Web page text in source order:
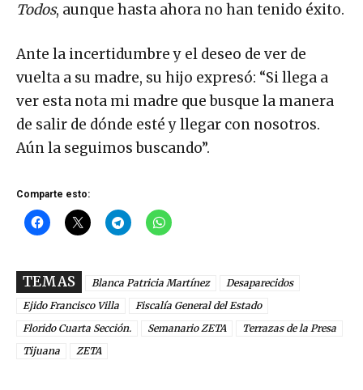
Todos, aunque hasta ahora no han tenido éxito.
Ante la incertidumbre y el deseo de ver de
vuelta a su madre, su hijo expresó: “Si llega a
ver esta nota mi madre que busque la manera
de salir de dónde esté y llegar con nosotros.
Aún la seguimos buscando”.
Comparte esto:
TEMAS Blanca Patricia Martínez
Desaparecidos
Ejido Francisco Villa
Fiscalía General del Estado
Florido Cuarta Sección.
Semanario ZETA
Terrazas de la Presa
Tijuana
ZETA